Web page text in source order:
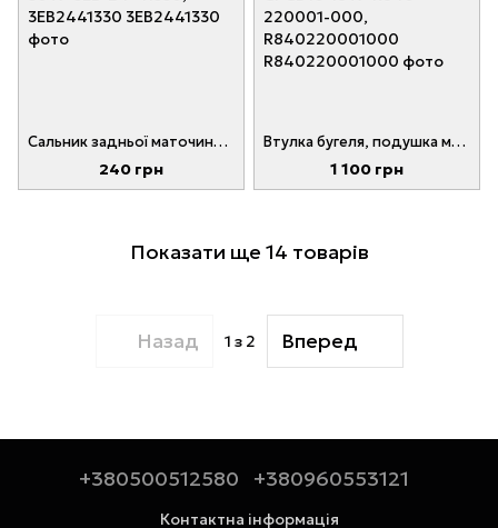
Сальник задньої маточини навантажувача KOMATSU FD10-18, FD20-30 № 3EB-24-41330, 3EB2441330
240 грн
Втулка бугеля, подушка моста навантажувача НС CPCD10-18 № R840-220001-000, R840220001000
1 100 грн
Показати ще 14 товарів
Назад 1 з 2 Вперед
+380500512580 +380960553121
Контактна інформація